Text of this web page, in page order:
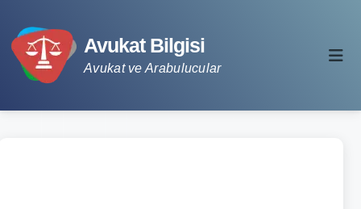
Avukat Bilgisi
Avukat ve Arabulucular